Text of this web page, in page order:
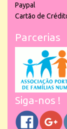
Paypal
Cartão de
Parcerias
Siga-nos !